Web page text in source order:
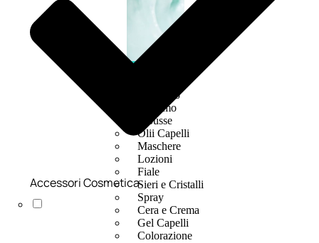
Shampoo
Balsamo
Mousse
Olii Capelli
Maschere
Lozioni
Fiale
Sieri e Cristalli
Spray
Cera e Crema
Gel Capelli
Colorazione
Accessori Cosmetica